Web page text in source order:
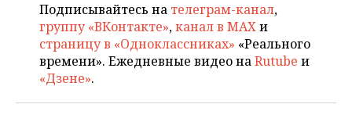
Подписывайтесь на телеграм-канал,
группу «ВКонтакте»,канал в MAXи
страницу в «Одноклассниках» «Реального
времени». Ежедневные видео наRutube и
«Дзене».